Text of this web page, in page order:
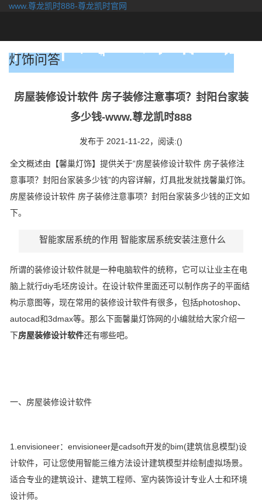
www.尊龙凯时888-尊龙凯时官网
灯饰问答
房屋装修设计软件 房子装修注意事项？封阳台家装
多少钱-www.尊龙凯时888
发布于 2021-11-22， 阅读:()
全文概述由【馨巢灯饰】提供关于“房屋装修设计软件 房子装修注
意事项？封阳台家装多少钱”的内容详解，灯具批发就找馨巢灯饰。
房屋装修设计软件 房子装修注意事项？封阳台家装多少钱的正文如
下。
智能家居系统的作用 智能家居系统安装注意什么
所谓的装修设计软件就是一种电脑软件的统称，它可以让业主在电
脑上就行diy毛坯房设计。在设计软件里面还可以制作房子的平面结
构示意图等，现在常用的装修设计软件有很多，包括photoshop、
autocad和3dmax等。那么下面馨巢灯饰网的小编就给大家介绍一
下房屋装修设计软件还有哪些吧。
一、房屋装修设计软件
1.envisioneer：envisioneer是cadsoft开发的bim(建筑信息模型)设
计软件，可让您使用智能三维方法设计建筑模型并绘制虚拟场景。
适合专业的建筑设计、建筑工程师、室内装饰设计专业人士和环境
设计师。